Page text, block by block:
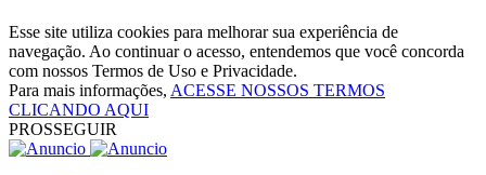
Esse site utiliza cookies para melhorar sua experiência de
navegação. Ao continuar o acesso, entendemos que você concorda
com nossos Termos de Uso e Privacidade.
Para mais informações, ACESSE NOSSOS TERMOS
CLICANDO AQUI
PROSSEGUIR